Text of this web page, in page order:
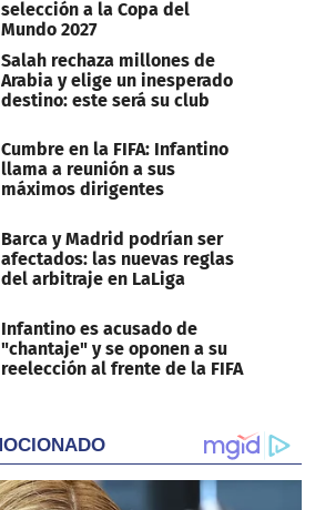
selección a la Copa del
Mundo 2027
Salah rechaza millones de
Arabia y elige un inesperado
destino: este será su club
Cumbre en la FIFA: Infantino
llama a reunión a sus
máximos dirigentes
Barca y Madrid podrían ser
afectados: las nuevas reglas
del arbitraje en LaLiga
Infantino es acusado de
"chantaje" y se oponen a su
reelección al frente de la FIFA